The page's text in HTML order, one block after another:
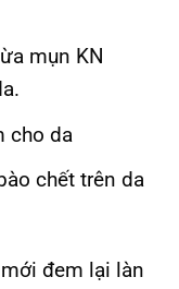
mụn KN
cho da
chết trên da
đem lại làn